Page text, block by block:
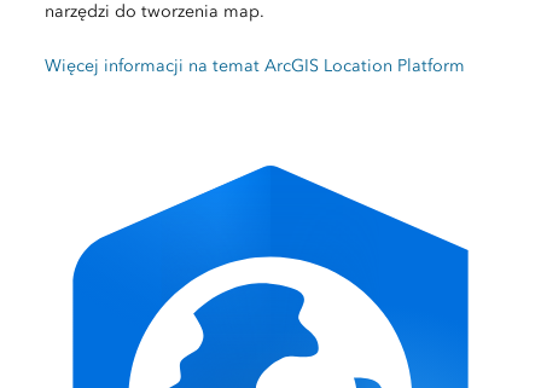
narzędzi do tworzenia map.
Więcej informacji na temat ArcGIS Location Platform